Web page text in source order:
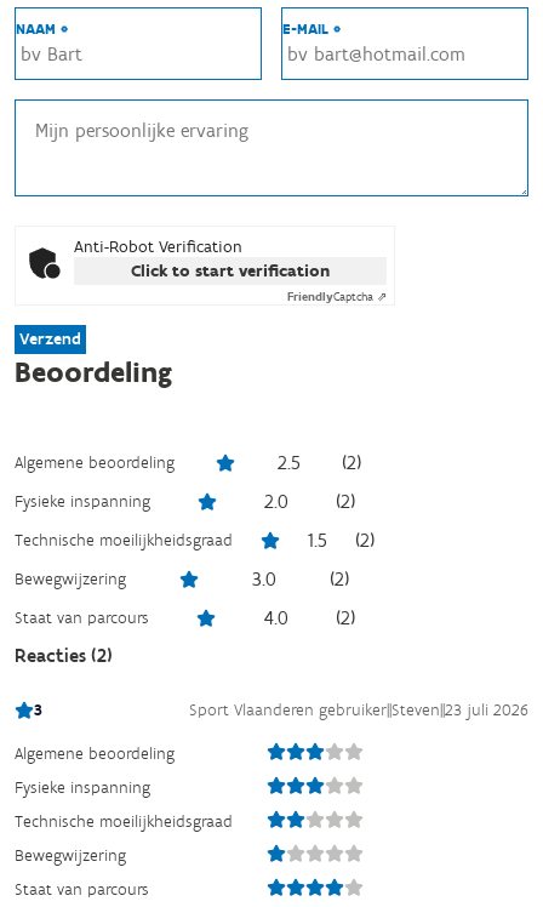
NAAM * E-MAIL *
Anti-Robot Verification
Click to start verification
FriendlyCaptcha ⇗
Verzend
Beoordeling
Algemene beoordeling 2.5 (2)
Fysieke inspanning 2.0 (2)
Technische moeilijkheidsgraad 1.5 (2)
Bewegwijzering 3.0 (2)
Staat van parcours 4.0 (2)
Reacties (2)
3 Sport Vlaanderen gebruiker||Steven||23 juli 2026
Algemene beoordeling
Fysieke inspanning
Technische moeilijkheidsgraad
Bewegwijzering
Staat van parcours